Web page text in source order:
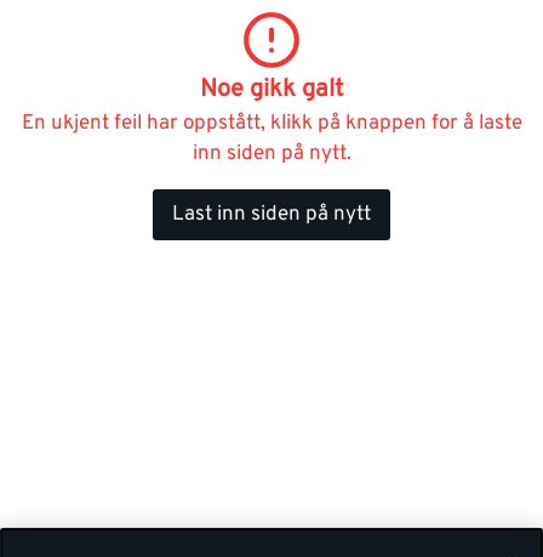
Noe gikk galt
En ukjent feil har oppstått, klikk på knappen for å laste
inn siden på nytt.
Last inn siden på nytt